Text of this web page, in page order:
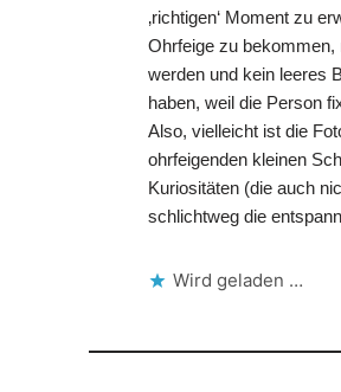
‚richtigen‘ Moment zu
Ohrfeige zu
werden und kein leeres
haben, weil die Person
Also, vielleicht ist die
ohrfeigenden kleinen
Kuriositäten (die auch
schlichtweg die
Wird geladen …